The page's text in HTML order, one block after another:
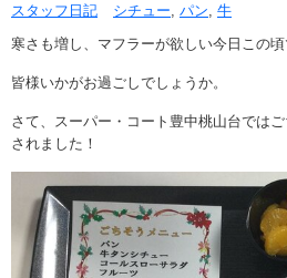
スタッフ日記 シチュー パン 牛
寒さも増し、マフラーが欲しい今日この
皆様いかがお過ごしでしょうか。
さて、スーパー・コート豊中桃山台では
されました！